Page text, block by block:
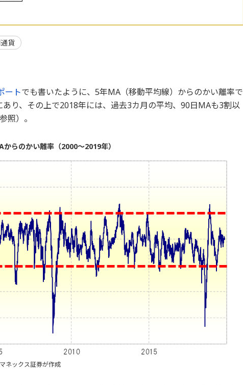
貨
ートでも書いたように、5年MA（移動平均線）からのかい離率で
り、その上で2018年には、過去3カ月の平均、90日MAも3割以
照）。
らのかい離率（2000～2019年）
ネックス証券が作成